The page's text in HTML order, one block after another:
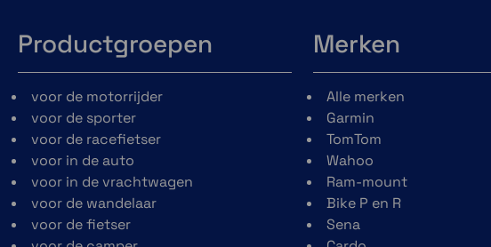
Productgroepen
voor de motorrijder
voor de sporter
voor de racefietser
voor in de auto
voor in de vrachtwagen
voor de wandelaar
voor de fietser
Merken
Alle merken
Garmin
TomTom
Wahoo
Ram-mount
Bike P en R
Sena